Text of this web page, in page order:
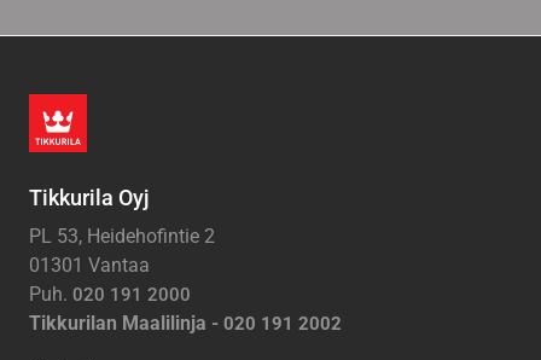
Tikkurila Oyj
PL 53, Heidehofintie 2
01301 Vantaa
Puh. 020 191 2000
Tikkurilan Maalilinja - 020 191 2002